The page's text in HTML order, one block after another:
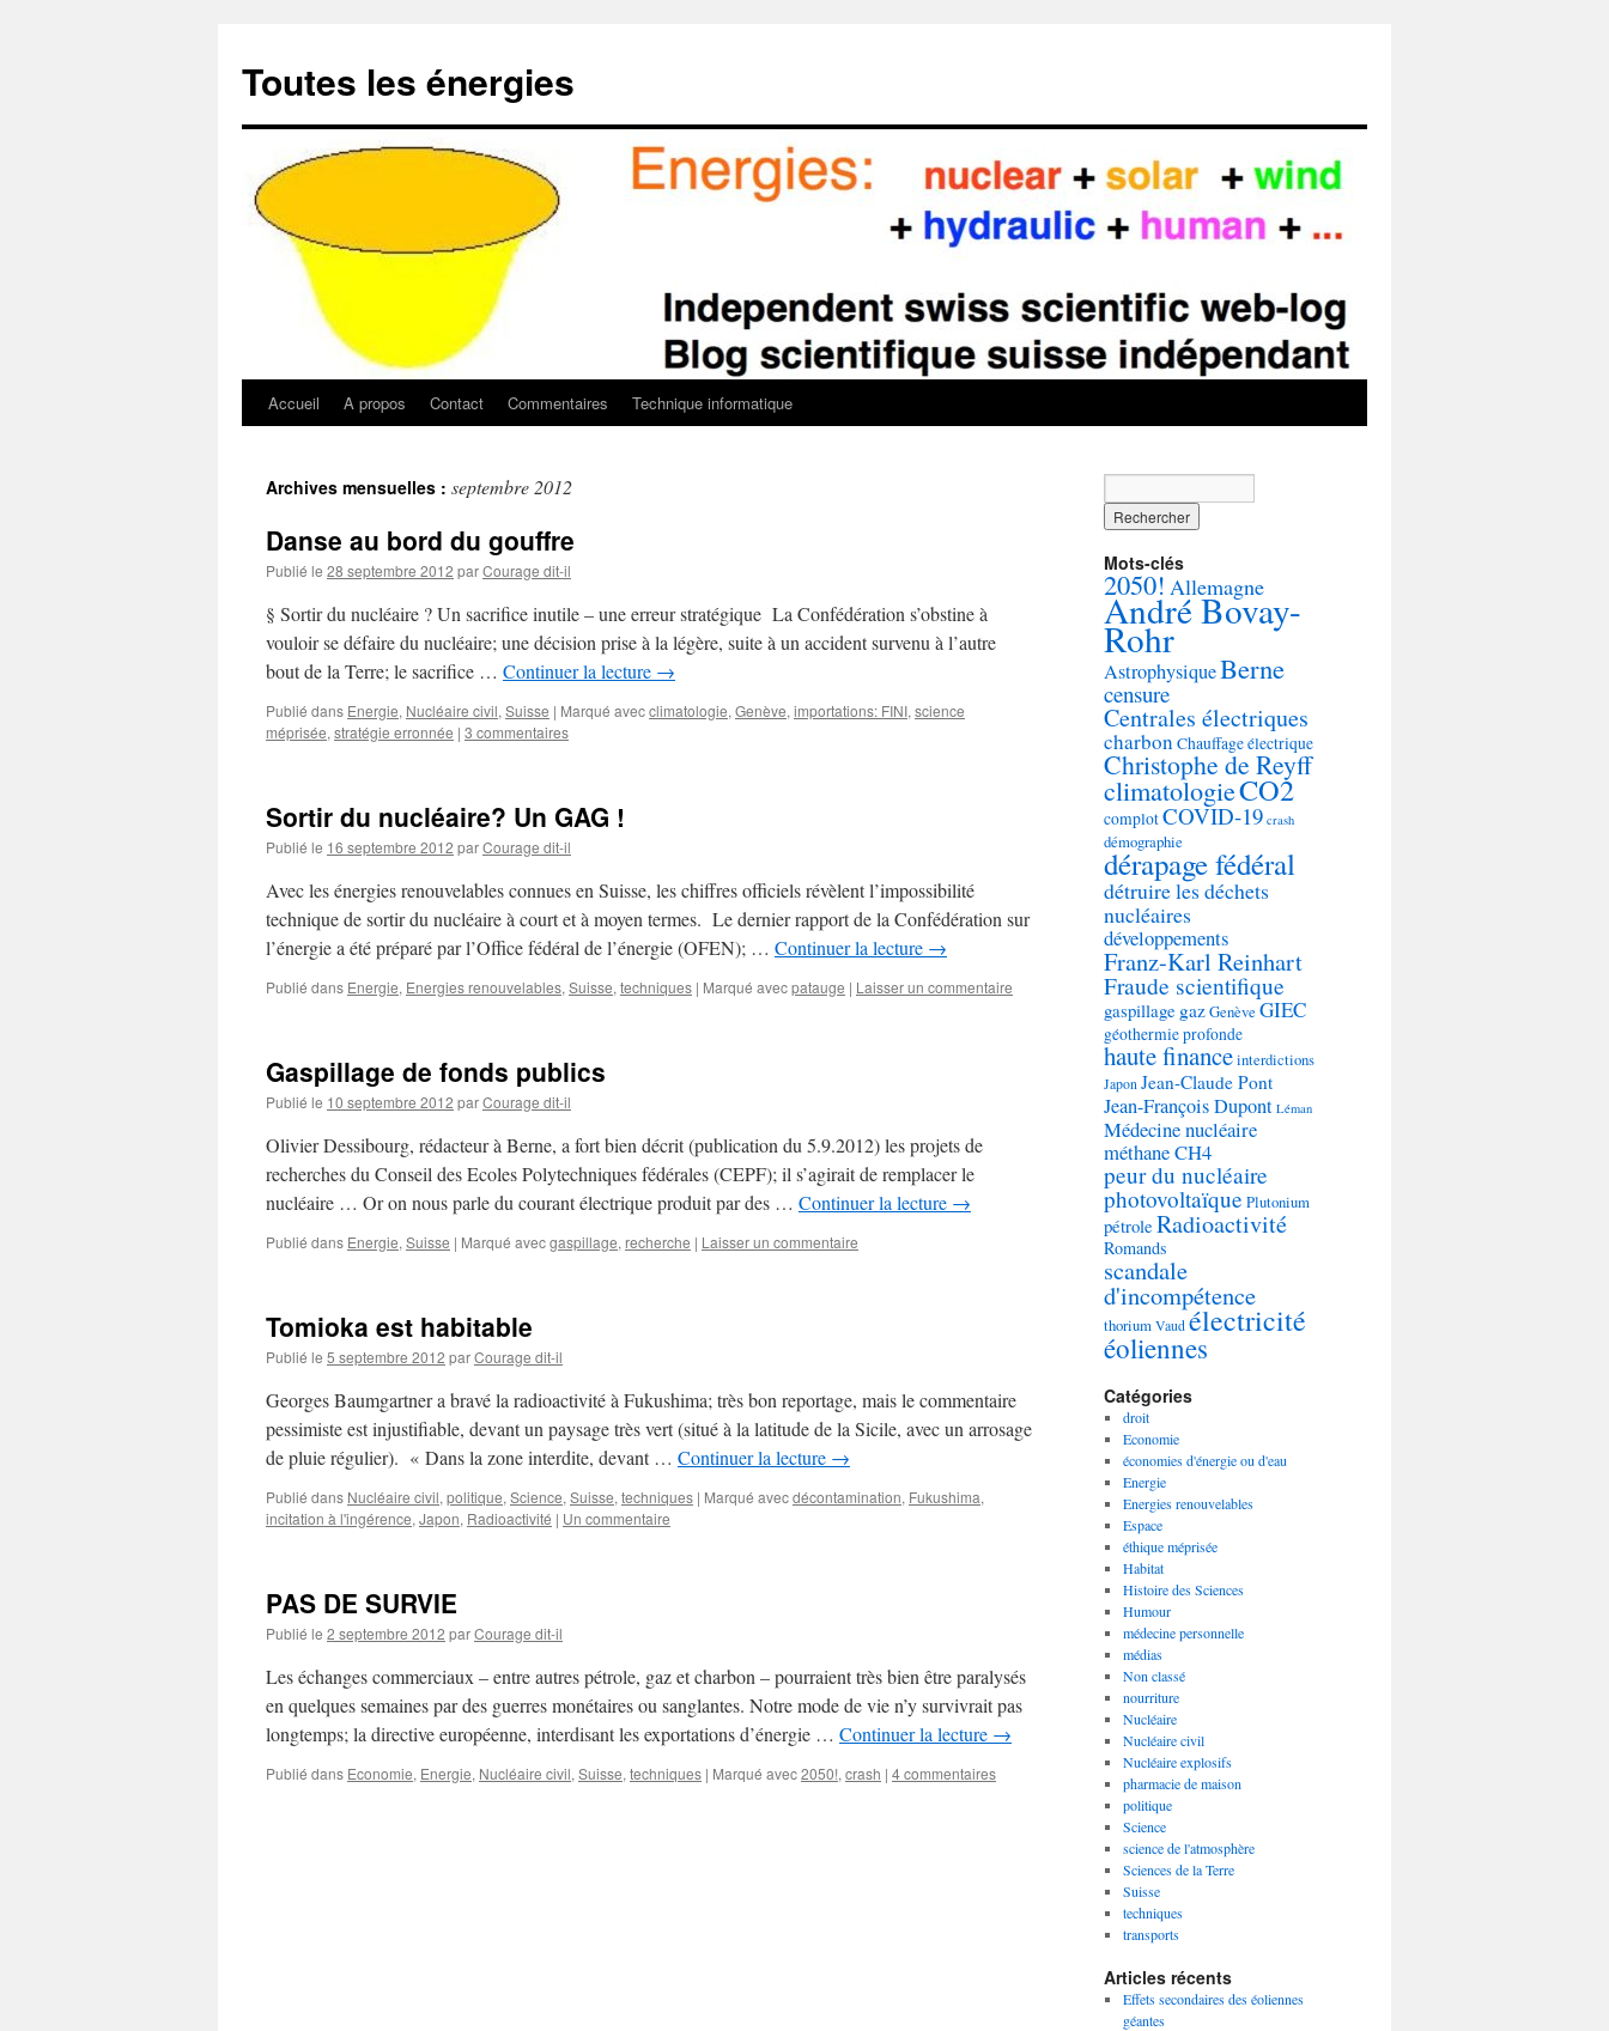
contenu
Toutes les énergies
Accueil A propos Contact Commentaires Technique informatique
Archives mensuelles : septembre 2012
Danse au bord du gouffre
Publié le 28 septembre 2012 parCourage dit-il
§ Sortir du nucléaire ? Un sacrifice inutile – une erreur stratégique La Confédération s’obstine à
vouloir se défaire du nucléaire; une décision prise à la légère, suite à un accident survenu à l’autre
bout de la Terre; le sacrifice … Continuer la lecture →
Publié dans Energie, Nucléaire civil, Suisse | Marqué avecclimatologie, Genève, importations: FINI, science
méprisée, stratégie erronnée | 3 commentaires
Sortir du nucléaire? Un GAG !
Publié le 16 septembre 2012 parCourage dit-il
Avec les énergies renouvelables connues en Suisse, les chiffres officiels révèlent l’impossibilité
technique de sortir du nucléaire à court et à moyen termes. Le dernier rapport de la Confédération sur
l’énergie a été préparé par l’Office fédéral de l’énergie (OFEN); … Continuer la lecture →
Publié dans Energie, Energies renouvelables, Suisse, techniques | Marqué avecpatauge | Laisser un commentaire
Gaspillage de fonds publics
Publié le 10 septembre 2012 parCourage dit-il
Olivier Dessibourg, rédacteur à Berne, a fort bien décrit (publication du 5.9.2012) les projets de
recherches du Conseil des Ecoles Polytechniques fédérales (CEPF); il s’agirait de remplacer le
nucléaire … Or on nous parle du courant électrique produit par des … Continuer la lecture →
Publié dans Energie, Suisse | Marqué avecgaspillage, recherche | Laisser un commentaire
Tomioka est habitable
Publié le 5 septembre 2012 parCourage dit-il
Georges Baumgartner a bravé la radioactivité à Fukushima; très bon reportage, mais le commentaire
pessimiste est injustifiable, devant un paysage très vert (situé à la latitude de la Sicile, avec un arrosage
de pluie régulier). « Dans la zone interdite, devant … Continuer la lecture →
Publié dans Nucléaire civil, politique, Science, Suisse, techniques | Marqué avecdécontamination, Fukushima,
incitation à l'ingérence, Japon, Radioactivité | Un commentaire
PAS DE SURVIE
Publié le 2 septembre 2012 parCourage dit-il
Les échanges commerciaux – entre autres pétrole, gaz et charbon – pourraient très bien être paralysés
en quelques semaines par des guerres monétaires ou sanglantes. Notre mode de vie n’y survivrait pas
longtemps; la directive européenne, interdisant les exportations d’énergie … Continuer la lecture →
Publié dans Economie, Energie, Nucléaire civil, Suisse, techniques | Marqué avec2050!, crash | 4 commentaires
Mots-clés
2050! Allemagne
André Bovay-
Rohr
AstrophysiqueBerne
censure
Centrales électriques
charbonChauffage électrique
Christophe de Reyff
climatologieCO2
complotCOVID-19 crash
démographie
dérapage fédéral
détruire les déchets
nucléaires
développements
Franz-Karl Reinhart
Fraude scientifique
gaspillage gazGenève GIEC
géothermie profonde
haute financeinterdictions
Japon Jean-Claude Pont
Jean-François Dupont Léman
Médecine nucléaire
méthane CH4
peur du nucléaire
photovoltaïque Plutonium
pétrole Radioactivité
Romands
scandale
d'incompétence
thorium Vaud électricité
éoliennes
Catégories
droit
Economie
économies d'énergie ou d'eau
Energie
Energies renouvelables
Espace
éthique méprisée
Habitat
Histoire des Sciences
Humour
médecine personnelle
médias
Non classé
nourriture
Nucléaire
Nucléaire civil
Nucléaire explosifs
pharmacie de maison
politique
Science
science de l'atmosphère
Sciences de la Terre
Suisse
techniques
transports
Articles récents
Effets secondaires des éoliennes
géantes